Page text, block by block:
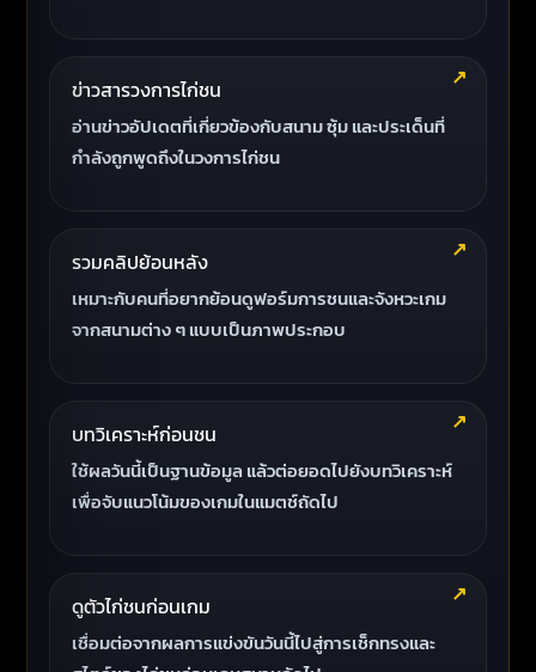
ข่าวสารวงการไก่ชน
อ่านข่าวอัปเดตที่เกี่ยวข้องกับสนาม ซุ้ม และประเด็นที่
กำลังถูกพูดถึงในวงการไก่ชน
รวมคลิปย้อนหลัง
เหมาะกับคนที่อยากย้อนดูฟอร์มการชนและจังหวะเกม
จากสนามต่าง ๆ แบบเป็นภาพประกอบ
บทวิเคราะห์ก่อนชน
ใช้ผลวันนี้เป็นฐานข้อมูล แล้วต่อยอดไปยังบทวิเคราะห์
เพื่อจับแนวโน้มของเกมในแมตช์ถัดไป
ดูตัวไก่ชนก่อนเกม
เชื่อมต่อจากผลการแข่งขันวันนี้ไปสู่การเช็กทรงและ